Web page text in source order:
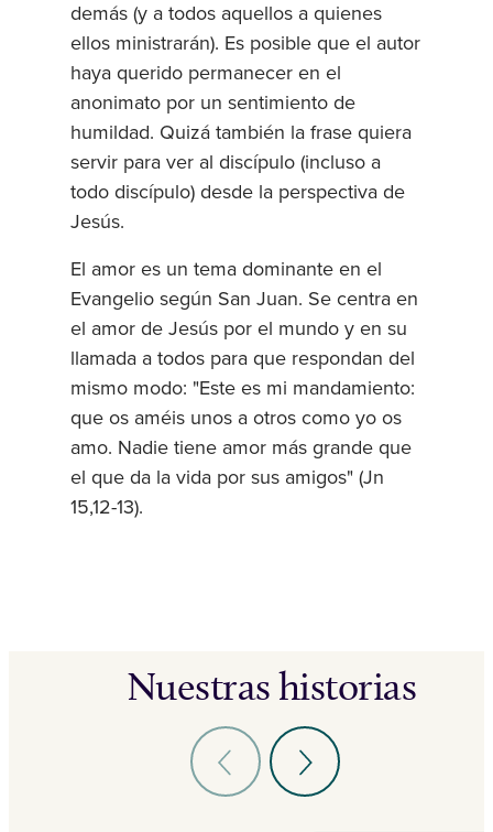
demás (y a todos aquellos a quienes
ellos ministrarán). Es posible que el autor
haya querido permanecer en el
anonimato por un sentimiento de
humildad. Quizá también la frase quiera
servir para ver al discípulo (incluso a
todo discípulo) desde la perspectiva de
Jesús.
El amor es un tema dominante en el
Evangelio según San Juan. Se centra en
el amor de Jesús por el mundo y en su
llamada a todos para que respondan del
mismo modo: "Este es mi mandamiento:
que os améis unos a otros como yo os
amo. Nadie tiene amor más grande que
el que da la vida por sus amigos" (Jn
15,12-13).
Nuestras historias